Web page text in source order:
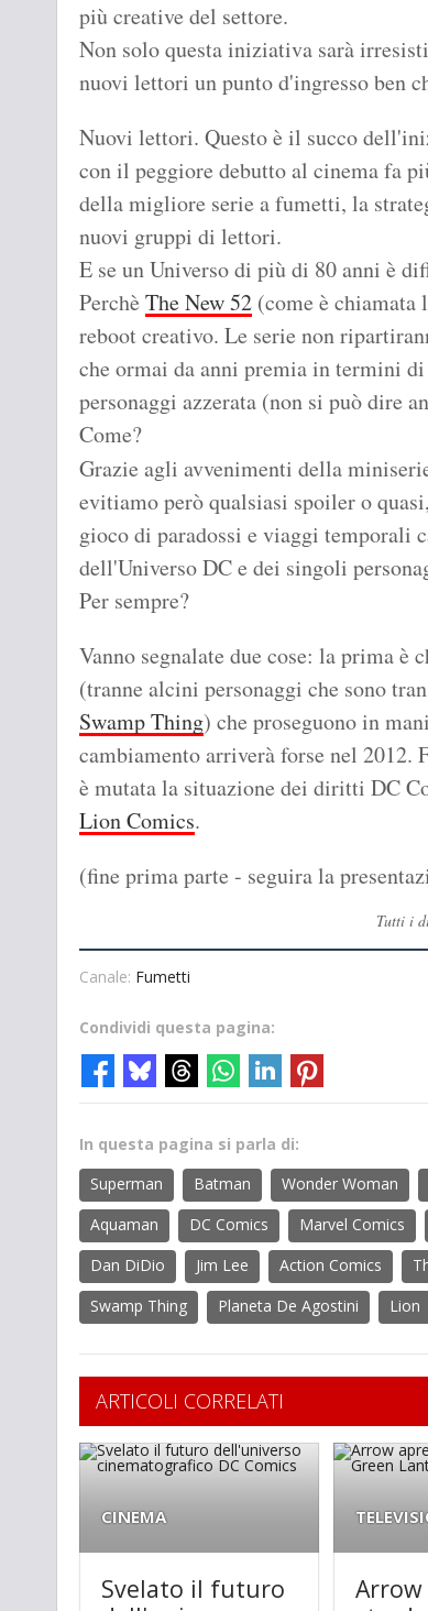
più creative del settore.
Non solo questa iniziativa sarà
nuovi lettori un punto d'ingresso ben
Nuovi lettori. Questo è il succo
con il peggiore debutto al cinema fa
della migliore serie a fumetti, la
nuovi gruppi di lettori.
E se un Universo di più di 80 anni è
Perchè The New 52 (come è
reboot creativo. Le serie non
che ormai da anni premia in termini
personaggi azzerata (non si può dire
Come?
Grazie agli avvenimenti della
evitiamo però qualsiasi spoiler o
gioco di paradossi e viaggi temporali
dell'Universo DC e dei singoli
Per sempre?
Vanno segnalate due cose: la prima è
(tranne alcini personaggi che sono
Swamp Thing) che proseguono in
cambiamento arriverà forse nel 2012.
è mutata la situazione dei diritti DC
Lion Comics.
(fine prima parte - seguira la
Tutti i
Canale: Fumetti
Condividi questa pagina:
In questa pagina si parla di:
Superman
Batman Wonder Woman
Aquaman
DC Comics Marvel Comics
Dan DiDio
Jim Lee Action Comics
Swamp Thing
Planeta De Agostini Lion
ARTICOLI CORRELATI
CINEMA
Svelato il futuro
Arrow